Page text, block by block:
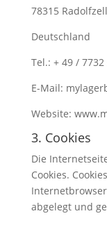
78315 Radolfzell
Deutschland
Tel.: + 49 /
E-Mail:
Website:
3. Cookies
Die
Cookies.
abgelegt und